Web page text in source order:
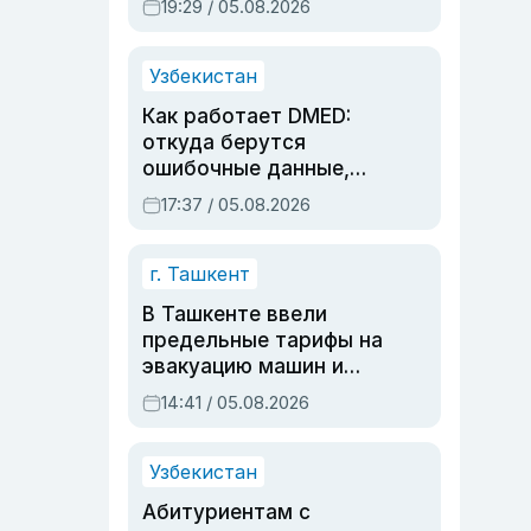
опасности, но стройка
19:29 / 05.08.2026
Узбекистан
Как работает DMED:
откуда берутся
ошибочные данные,
дубли аккаунтов и
очереди по онлайн-
17:37 / 05.08.2026
г. Ташкент
В Ташкенте ввели
предельные тарифы на
эвакуацию машин и
штрафстоянки
14:41 / 05.08.2026
Узбекистан
Абитуриентам с